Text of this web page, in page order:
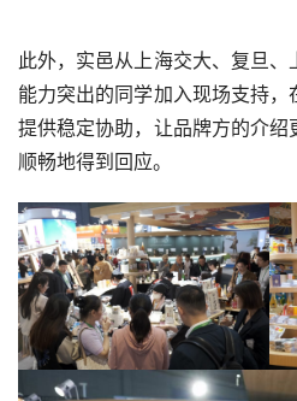
此外，实邑从上海交大、复旦
能力突出的同学加入现场支持
提供稳定协助，让品牌方的介
顺畅地得到回应。